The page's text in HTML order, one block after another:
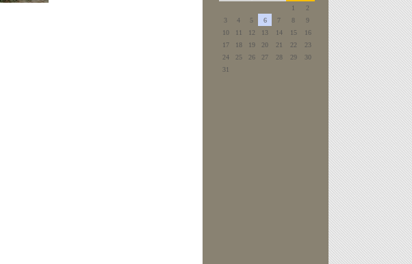
1
2
3
4 5 6 7 8
9
10
11 12 13 14 15
16
17
18 19 20 21 22
23
24
25 26 27 28 29
30
31